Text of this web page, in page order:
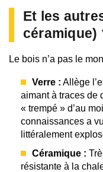
Et les
céramique)
Le bois n’a pas le
Verre : Allège
aimant à traces de
« trempé » d’au
connaissances a
littéralement
Céramique :
résistante à la